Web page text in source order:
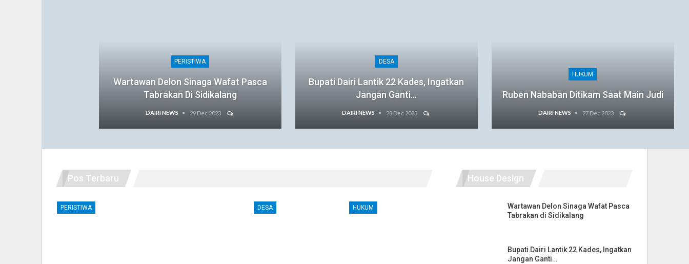
PERISTIWA
Wartawan Delon Sinaga Wafat Pasca
Tabrakan Di Sidikalang
DAIRI NEWS 29 Dec 2023
DESA
Bupati Dairi Lantik 22 Kades, Ingatkan
Jangan Ganti…
DAIRI NEWS 28 Dec 2023
HUKUM
Ruben Nababan Ditikam Saat Main Judi
DAIRI NEWS 27 Dec 2023
Pos Terbaru
PERISTIWA DESA HUKUM
House Design
Wartawan Delon Sinaga Wafat Pasca
Tabrakan di Sidikalang
Bupati Dairi Lantik 22 Kades, Ingatkan
Jangan Ganti…